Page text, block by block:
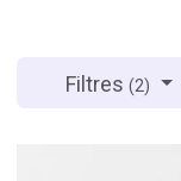
Filtres(2)